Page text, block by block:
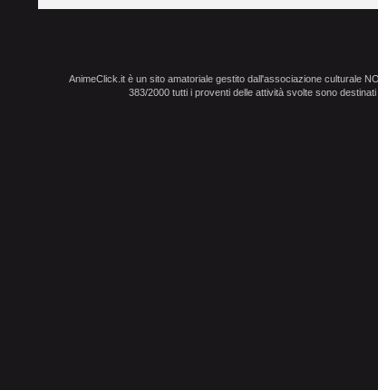
AnimeClick.it è un sito amatoriale gestito dall'associazione culturale
383/2000 tutti i proventi delle attività svolte sono